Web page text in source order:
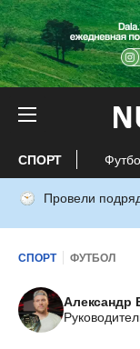
СПОРТ
Провели
СПОРТ ФУТБОЛ
Александр